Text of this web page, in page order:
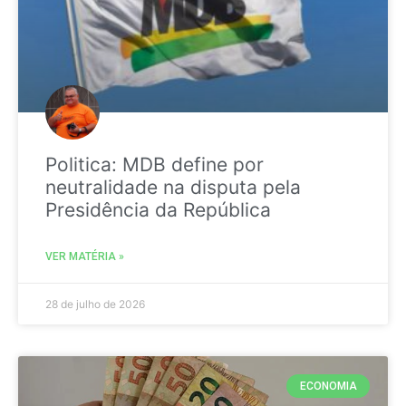
Politica: MDB define por
neutralidade na disputa pela
Presidência da República
VER MATÉRIA »
28 de julho de 2026
ECONOMIA